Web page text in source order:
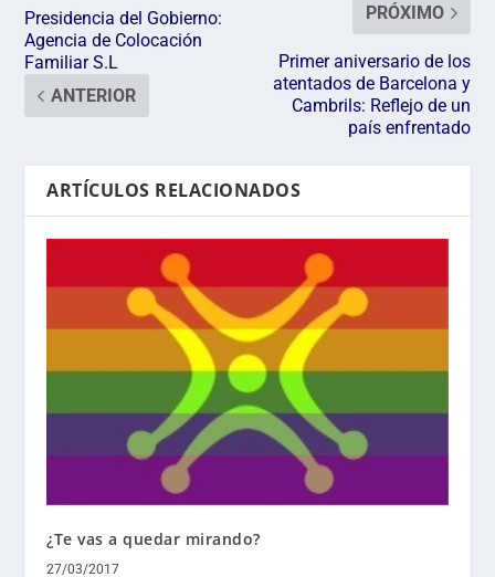
Presidencia del Gobierno:
Agencia de Colocación
Familiar S.L
ANTERIOR
PRÓXIMO
Primer aniversario de los
atentados de Barcelona y
Cambrils: Reflejo de un
país enfrentado
ARTÍCULOS RELACIONADOS
¿Te vas a quedar mirando?
27/03/2017